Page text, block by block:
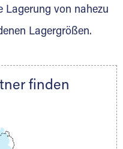
Lagerung von nahezu
Lagergrößen.
finden